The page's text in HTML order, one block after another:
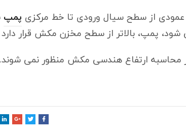
عمودی از سطح سیال ورودی تا خط مرکزی پمپ
پمپ، بالاتر از سطح مخزن مکش قرار
محاسبه ارتفاع هندسی مکش منظور نمی شوند.